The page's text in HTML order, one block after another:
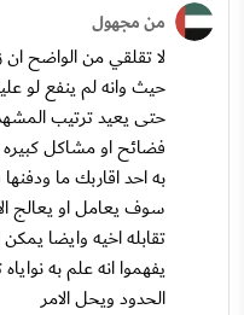
من مجهول
لا تقلقي من الواضح
حيث وانه لم ينفع لو
حتى يعيد ترتيب
فضائح او مشاكل كبيره
به احد اقاربك ما
سوف يعامل او يعالج
تقابله اخيه وايضا
يفهموا انه علم به
الحدود ويحل الامر